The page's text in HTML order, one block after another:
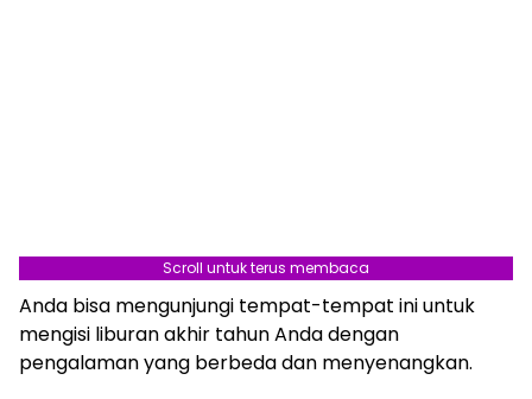
Scroll untuk terus membaca
Anda bisa mengunjungi tempat-tempat ini untuk
mengisi liburan akhir tahun Anda dengan
pengalaman yang berbeda dan menyenangkan.